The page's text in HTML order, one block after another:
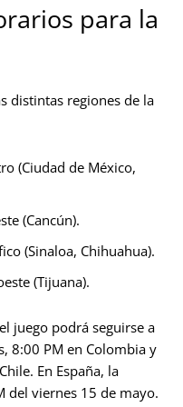
para la
distintas regiones de la
(Ciudad de México,
(Cancún).
(Sinaloa, Chihuahua).
(Tijuana).
juego podrá seguirse a
8:00 PM en Colombia y
En España, la
del viernes 15 de mayo.